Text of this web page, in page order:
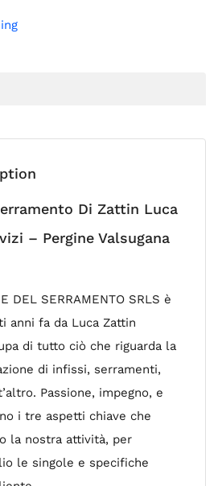
Di Zattin Luca
– Pergine Valsugana
DEL SERRAMENTO SRLS è
anni fa da Luca Zattin
di tutto ciò che riguarda la
di infissi, serramenti,
Passione, impegno, e
i tre aspetti chiave che
la nostra attività, per
le singole e specifiche